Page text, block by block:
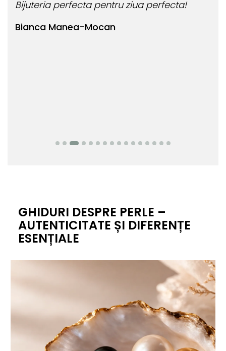
Bianca Manea-Mocan
Bijuteria perfecta pentru ziua perfecta!
GHIDURI DESPRE PERLE –
AUTENTICITATE ȘI DIFERENȚE
ESENȚIALE